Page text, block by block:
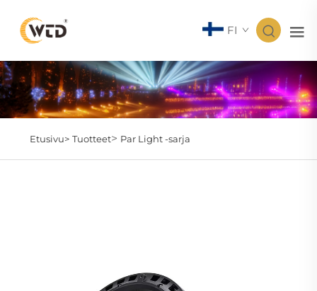
FI
Etusivu> Tuotteet> Par Light -sarja